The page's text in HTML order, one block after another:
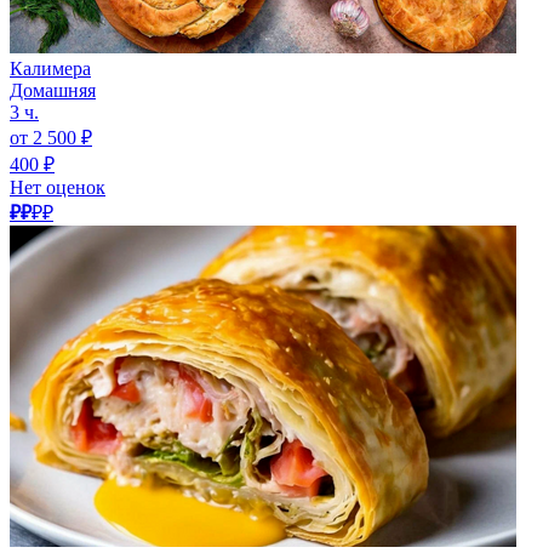
Калимера
Домашняя
3 ч.
от 2 500 ₽
400 ₽
Нет оценок
₽₽₽₽